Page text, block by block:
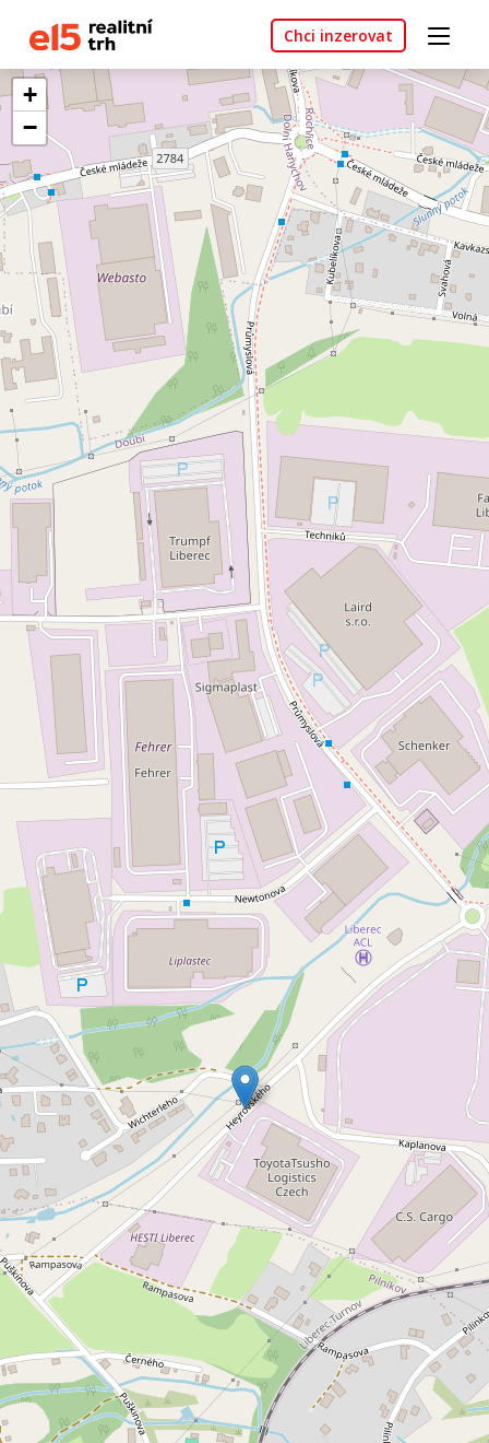
Chci inzerovat
+
−